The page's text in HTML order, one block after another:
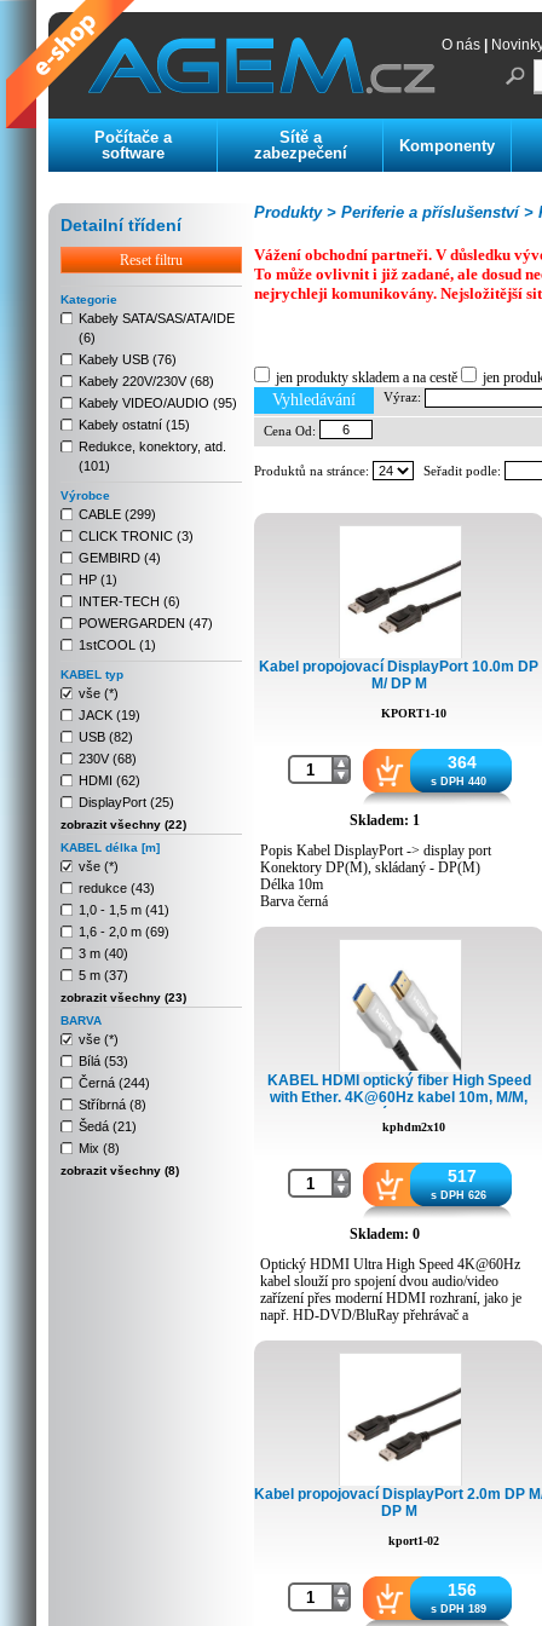
O nás
Počítače a
software
Sítě a
zabezpečení
Komponenty
Detailní třídení
Reset filtru
Kategorie
Kabely SATA/SAS/ATA/IDE
(6)
Kabely USB (76)
Kabely 220V/230V (68)
Kabely VIDEO/AUDIO (95)
Kabely ostatní (15)
Redukce, konektory, atd.
(101)
Výrobce
CABLE (299)
CLICK TRONIC (3)
GEMBIRD (4)
HP (1)
INTER-TECH (6)
POWERGARDEN (47)
1stCOOL (1)
KABEL typ
vše (*)
JACK (19)
USB (82)
230V (68)
HDMI (62)
DisplayPort (25)
zobrazit všechny (22)
KABEL délka [m]
vše (*)
redukce (43)
1,0 - 1,5 m (41)
1,6 - 2,0 m (69)
3 m (40)
5 m (37)
zobrazit všechny (23)
BARVA
vše (*)
Bílá (53)
Černá (244)
Stříbrná (8)
Šedá (21)
Mix (8)
zobrazit všechny (8)
Periferie a příslušenství >
Produkty >
Vážení obchodní partneři. V důsledku
To může ovlivnit i již zadané, ale dosud
nejrychleji komunikovány. Nejsložitější
jen produkty skladem a na cestě jen
Vyhledávání Výraz:
Cena Od:
Produktů na stránce: Seřadit podle:
Kabel propojovací DisplayPort 10.0m DP
M/ DP M
KPORT1-10
364
s DPH 440
Skladem: 1
Popis Kabel DisplayPort -> display port
Konektory DP(M), skládaný - DP(M)
Délka 10m
Barva černá
signálu z konektoru DisplayPort (zdroj) do DP
Druh obalu PE sáček s papírovou výztuhou a
Hmotnost výrobku 200g
Celková hmotnost (včetně obalu) 220g
KABEL HDMI optický fiber High Speed
with Ether. 4K@60Hz kabel 10m, M/M,
kphdm2x10
517
s DPH 626
Skladem: 0
Optický HDMI Ultra High Speed 4K@60Hz
kabel slouží pro spojení dvou audio/video
zařízení přes moderní HDMI rozhraní, jako je
např. HD-DVD/BluRay přehrávač a
- HDMI 2.0b High Speed aktivní optický fiber
- Podporuje Ultra High Definition rozlišení
4K@60Hz (2160p @ 60Hz), YUV 4:4:4
HDMI 2.0 nebo 10.2Gb/s HDMI1.4
- Hybridní optický kabel o průměru 4,5mm - 4x
optické vlákno OM3 + 7x vodičů
- Pozlacené konektory: HDMI typ A (19pinů)
male <=> HDMI typ A (19pinů) male
nižší podporované formáty 1080p FULL
HD/1080i/720p/720i
- Optický kabel je zpětně kompatibilní k HDMI
Kabel propojovací DisplayPort 2.0m DP
DP M
kport1-02
156
s DPH 189